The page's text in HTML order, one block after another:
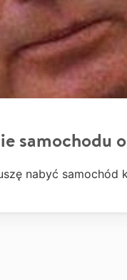
samochodu
nabyć